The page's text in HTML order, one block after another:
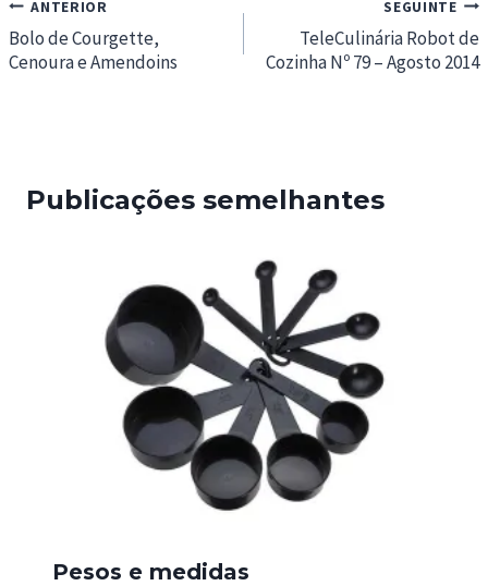
Navegação
de
artigos
ANTERIOR
Bolo de Courgette,
Cenoura e Amendoins
SEGUINTE
TeleCulinária Robot de
Cozinha Nº 79 – Agosto 2014
Publicações semelhantes
Pesos e medidas